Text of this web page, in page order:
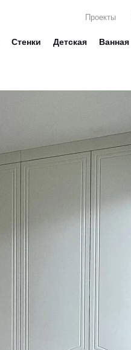
Проекты
Стенки Детская Ванная